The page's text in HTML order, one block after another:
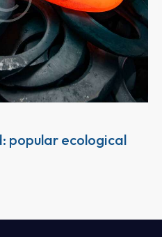
popular ecological